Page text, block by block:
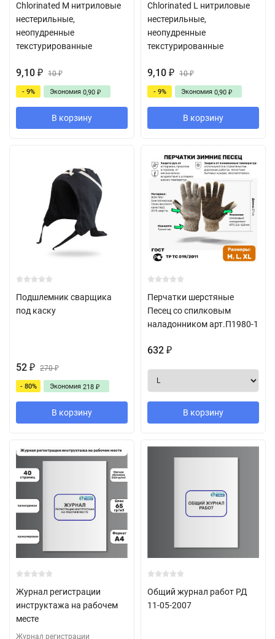
Chlorinated M нитриловые
нестерильные,
неопудренные
текстурированные
9,10 ₽ 10₽
- 9% Экономия 0,90 ₽
В корзину
Chlorinated L нитриловые
нестерильные,
неопудренные
текстурированные
9,10 ₽ 10₽
- 9% Экономия 0,90 ₽
В корзину
Подшлемник сварщика
под каску
52 ₽ 270₽
- 80% Экономия 218 ₽
В корзину
Перчатки шерстяные
Песец со спилковым
наладонником арт.П1980-1
632 ₽
В корзину
Журнал регистрации
инструктажа на рабочем
месте
Журнал регистрации
Общий журнал работ РД
11-05-2007